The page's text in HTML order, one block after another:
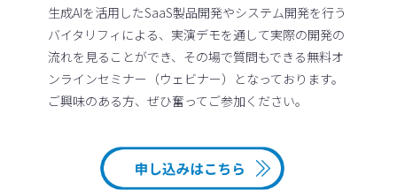
生成AIを活用したSaaS製品開発やシステム開発を行う
バイタリフィによる、実演デモを通して実際の開発の
流れを見ることができ、その場で質問もできる無料オ
ンラインセミナー（ウェビナー）となっております。
ご興味のある方、ぜひ奮ってご参加ください。